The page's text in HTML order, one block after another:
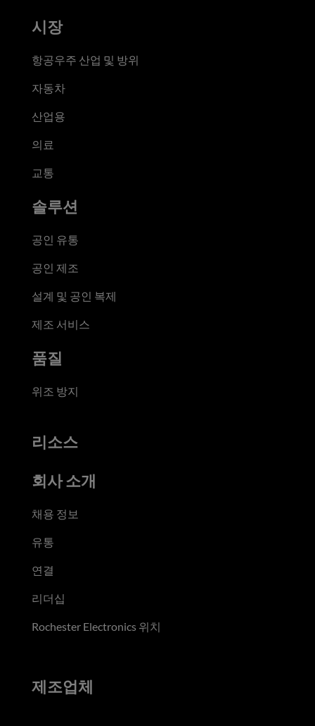
시장
항공우주 산업 및 방위
자동차
산업용
의료
교통
솔루션
공인 유통
공인 제조
설계 및 공인 복제
제조 서비스
품질
위조 방지
리소스
회사 소개
채용 정보
유통
연결
리더십
Rochester Electronics 위치
제조업체